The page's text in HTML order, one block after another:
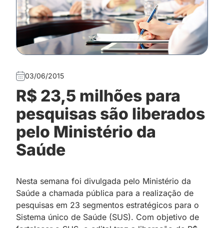
03/06/2015
R$ 23,5 milhões para
pesquisas são liberados
pelo Ministério da
Saúde
Nesta semana foi divulgada pelo Ministério da
Saúde a chamada pública para a realização de
pesquisas em 23 segmentos estratégicos para o
Sistema único de Saúde (SUS). Com objetivo de